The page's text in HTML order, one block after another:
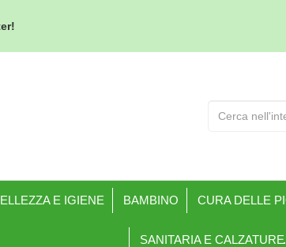
Prodotto
E IGIENE BAMBINO CURA DELLE
SANITARIA E CALZATURE